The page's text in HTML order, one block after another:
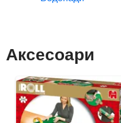
Аксесоари